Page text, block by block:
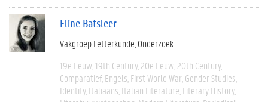
Eline Batsleer
Vakgroep Letterkunde Onderzoek
19e Eeuw 19th Century 20e Eeuw 20th Century
Comparatief Engels First World War Gender Studies
Identity Italiaans Italian Literature Literary History